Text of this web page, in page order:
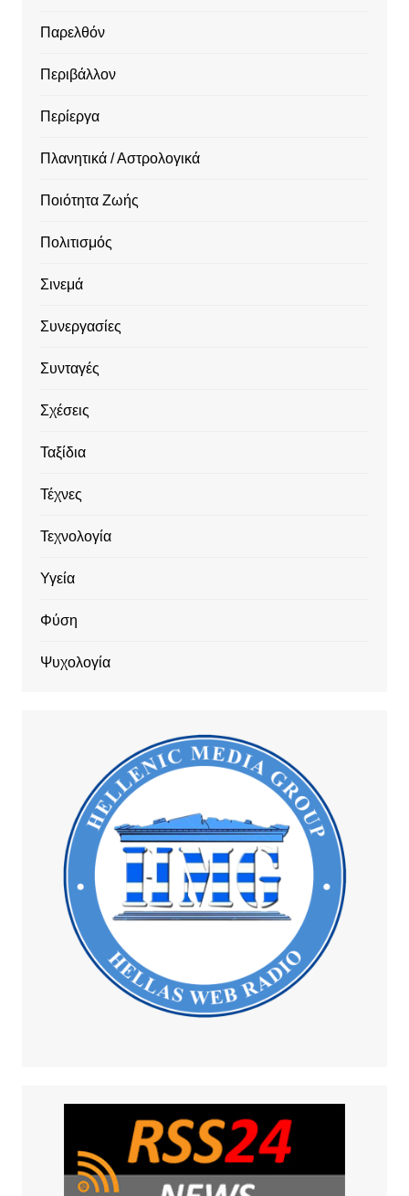
Παρελθόν
Περιβάλλον
Περίεργα
Πλανητικά / Αστρολογικά
Ποιότητα Ζωής
Πολιτισμός
Σινεμά
Συνεργασίες
Συνταγές
Σχέσεις
Ταξίδια
Τέχνες
Τεχνολογία
Υγεία
Φύση
Ψυχολογία